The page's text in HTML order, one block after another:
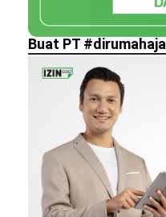
Buat PT #dirumahaja